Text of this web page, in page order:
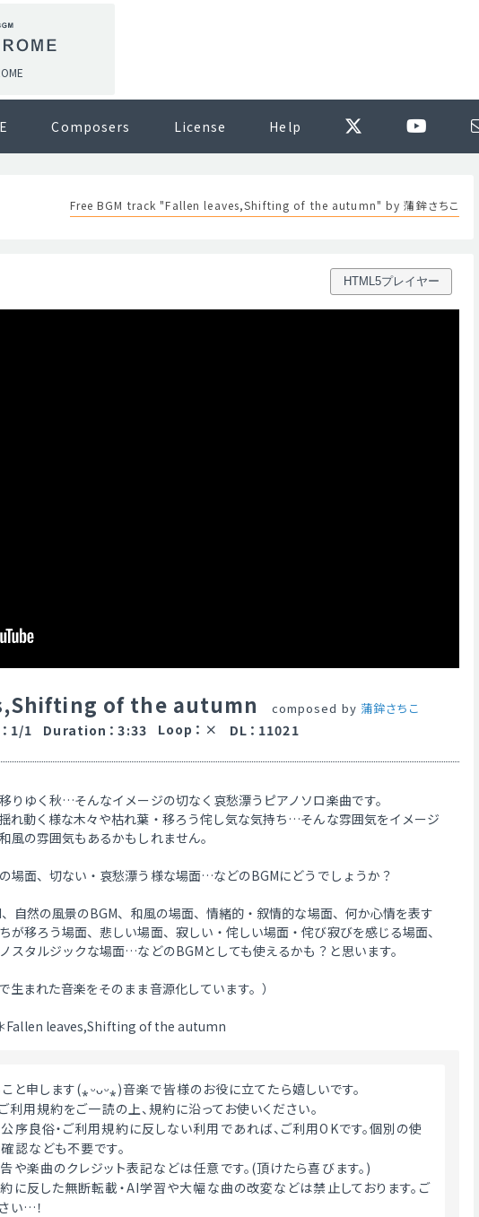
Composers License Help
Free BGM track "Fallen leaves,Shifting of the autumn" by 蒲鉾さちこ
HTML5プレイヤー
of the autumn composed by 蒲鉾さちこ
： 1/1 Duration ： 3:33 Loop ： DL ： 11021
りゆく秋…そんなイメージの切なく哀愁漂うピアノソロ楽曲です。
れ動く様な木々や枯れ葉・移ろう侘し気な気持ち…そんな雰囲気をイメージ
風の雰囲気もあるかもしれません。
場面、切ない・哀愁漂う様な場面…などのBGMにどうでしょうか？
自然の風景のBGM、和風の場面、情緒的・叙情的な場面、何か心情を表す
が移ろう場面、悲しい場面、寂しい・侘しい場面・侘び寂びを感じる場面、
スタルジックな場面…などのBGMとしても使えるかも？と思います。
生まれた音楽をそのまま音源化しています。）
Fallen leaves,Shifting of the autumn
と申します(⁎ᵕᴗᵕ⁎)音楽で皆様のお役に立てたら嬉しいです。
利用規約をご一読の上、規約に沿ってお使いください。
序良俗・ご利用規約に反しない利用であれば、ご利用OKです。個別の使
認なども不要です。
や楽曲のクレジット表記などは任意です。(頂けたら喜びます。)
に反した無断転載・AI学習や大幅な曲の改変などは禁止しております。ご
い…！